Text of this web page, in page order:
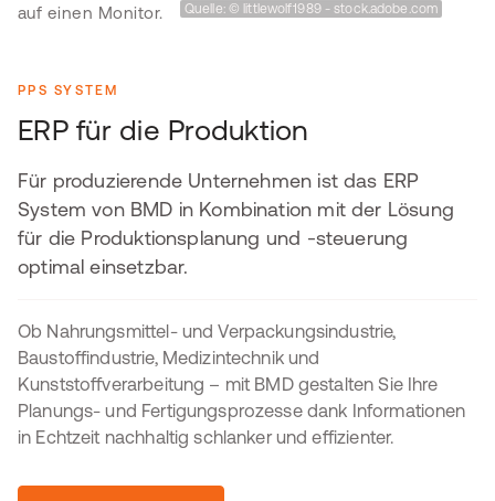
Quelle: © littlewolf1989 - stock.adobe.com
PPS SYSTEM
ERP für die Produktion
Für produzierende Unternehmen ist das ERP
System von BMD in Kombination mit der Lösung
für die Produktionsplanung und -steuerung
optimal einsetzbar.
Ob Nahrungsmittel- und Verpackungsindustrie,
Baustoffindustrie, Medizintechnik und
Kunststoffverarbeitung – mit BMD gestalten Sie Ihre
Planungs- und Fertigungsprozesse dank Informationen
in Echtzeit nachhaltig schlanker und effizienter.